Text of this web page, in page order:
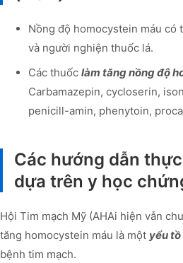
Nồng độ homocystein máu có
và người nghiện thuốc lá.
Các thuốc làm tăng nồng độ
Carbamazepin, cycloserin,
penicill-amin, phenytoin,
Các hướng dẫn
dựa trên y học
Hội Tim mạch Mỹ (AHAi hiện vẫn
tăng homocystein máu là một yểu
bệnh tim mạch.